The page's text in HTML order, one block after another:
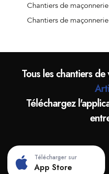
Chantiers de
Chantiers de
Tous les chantiers
Téléchargez
Télécharger sur
App Store